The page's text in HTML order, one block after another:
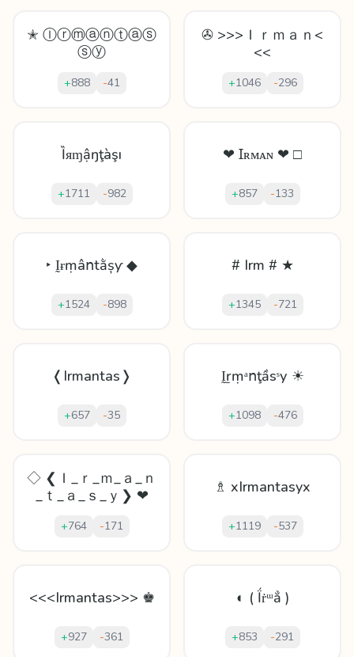
✭ Ⓘⓡⓜⓐⓝⓣⓐⓢ
ⓢⓨ
+888 -41
✇ >>>Ｉｒｍａｎ<
<<
+1046 -296
Ȉᴙɱậŋţàşı
+1711 -982
❤ Ɪʀᴍᴀɴ ❤ □
+857 -133
‣ Ḭɍṃâոtằșƴ ◆
+1524 -898
# Irm # ★
+1345 -721
❬Irmantas❭
+657 -35
Ḭṟṃᵃոţầѕˢу ☀
+1098 -476
◇ ❮Ｉ_ｒ_ｍ_ａ_ｎ
_ｔ_ａ_ｓ_ｙ❯ ❤
+764 -171
♗ xIrmantasyx
+1119 -537
<<<Irmantas>>> ♚
+927 -361
◐ ( Ḯṙᵚẳ )
+853 -291